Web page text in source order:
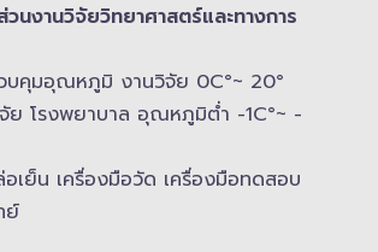
นงานวิจัยวิทยาศาสตร์และทางการ
บคุม​อุณหภูมิ​ งานวิจัย 0C°~ 20°
ย โรงพยาบาล อุณหภูมิ​ต่ำ -​1C°~ -​
เย็น เครื่องมือวัด เครื่องมือทดสอบ
ย์